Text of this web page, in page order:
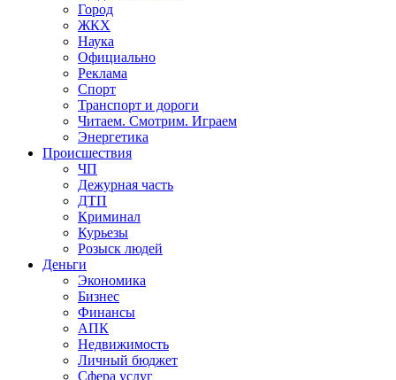
Город
ЖКХ
Наука
Официально
Реклама
Спорт
Транспорт и дороги
Читаем. Смотрим. Играем
Энергетика
Происшествия
ЧП
Дежурная часть
ДТП
Криминал
Курьезы
Розыск людей
Деньги
Экономика
Бизнес
Финансы
АПК
Недвижимость
Личный бюджет
Сфера услуг